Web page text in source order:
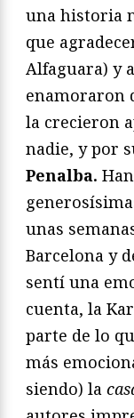
una historia
que
Alfaguara) y a
enamoraron
la crecieron
nadie, y por
Penalba.
unas
Barcelona y
sentí una
cuenta, la
parte de lo
más
siendo) la